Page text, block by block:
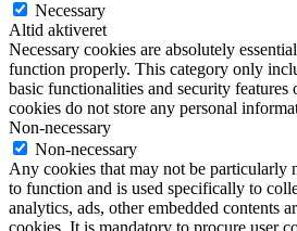
Necessary
Altid aktiveret
Necessary cookies are absolutely
function properly. This category only
basic functionalities and security features
cookies do not store any personal
Non-necessary
Non-necessary
Any cookies that may not be particularly
to function and is used specifically to
analytics, ads, other embedded contents